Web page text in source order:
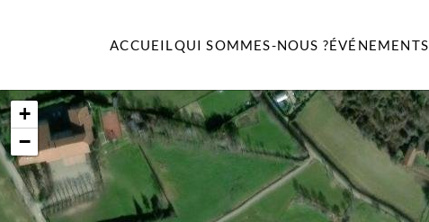
Passer au contenu principal
ACCUEILQUI SOMMES-NOUS ?ÉVÉNEMENTS
+
−